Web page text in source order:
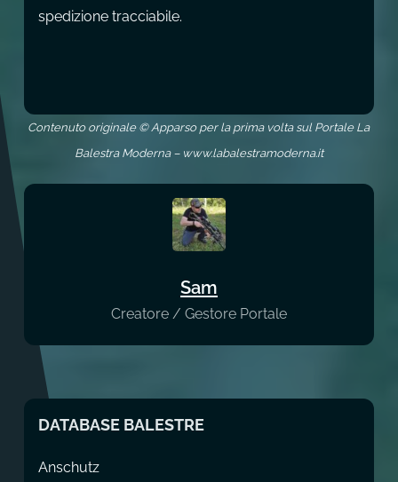
spedizione tracciabile.
Contenuto originale © Apparso per la prima volta sul Portale La
Balestra Moderna – www.labalestramoderna.it
Sam
Creatore / Gestore Portale
DATABASE BALESTRE
Anschutz